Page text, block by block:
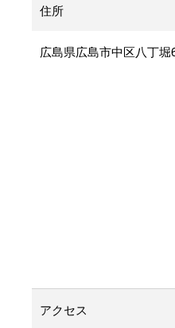
住所
広島県広島市中区八丁堀
アクセス